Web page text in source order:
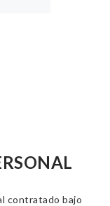
contratado bajo